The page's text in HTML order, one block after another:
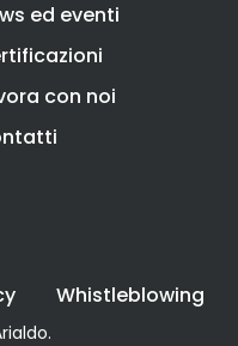
ed eventi
con noi
Whistleblowing